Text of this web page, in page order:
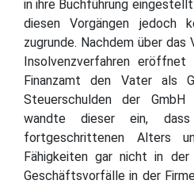
in ihre Buchführung
diesen Vorgängen jedoch
zugrunde. Nachdem über das
Insolvenzverfahren
Finanzamt den Vater als
Steuerschulden der
wandte dieser ein,
fortgeschrittenen Alters
Fähigkeiten gar nicht in
Geschäftsvorfälle in der